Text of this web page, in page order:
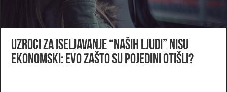
Uzroci za iseljavanje “naših ljudi” nisu
ekonomski: Evo zašto su pojedini otišli?